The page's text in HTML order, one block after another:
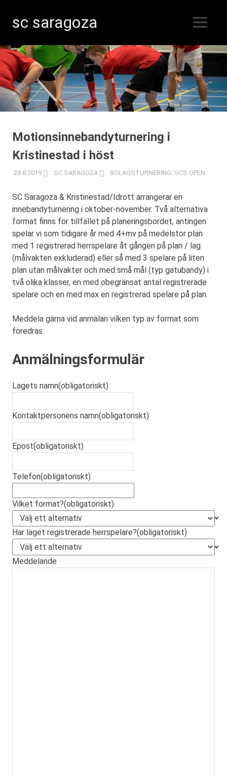
Hoppa
till
innehåll
sc saragoza
i
Kristinestad
sedan
1996
MENY
Motionsinnebandyturnering i
Kristinestad i höst
28.8.2019 SC SARAGOZA BOLAGSTURNERING, SCS OPEN
SC Saragoza & Kristinestad/Idrott arrangerar en
innebandyturnering i oktober-november. Två alternativa
format finns för tillfället på planeringsbordet, antingen
spelar vi som tidigare år med 4+mv på medelstor plan
med 1 registrerad herrspelare åt gången på plan / lag
(målvakten exkluderad) eller så med 3 spelare på liten
plan utan målvakter och med små mål (typ gatubandy) i
två olika klasser, en med obegränsat antal registrerade
spelare och en med max en registrerad spelare på plan.
Meddela gärna vid anmälan vilken typ av format som
föredras.
Anmälningsformulär
Lagets namn(obligatoriskt)
Kontaktpersonens namn(obligatoriskt)
Epost(obligatoriskt)
Telefon(obligatoriskt)
Vilket format?(obligatoriskt)
Har laget registrerade herrspelare?(obligatoriskt)
Meddelande